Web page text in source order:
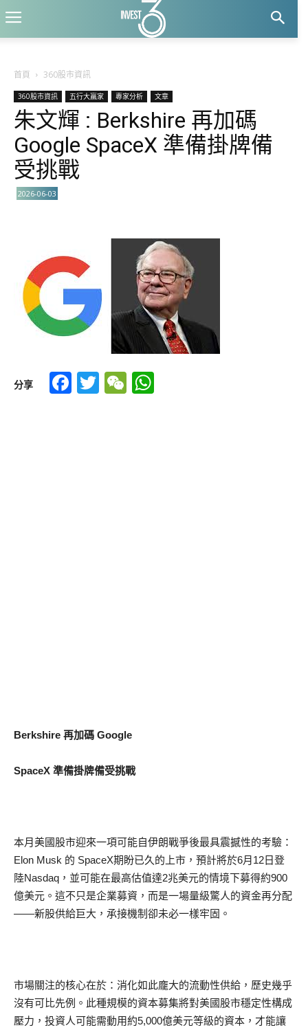
首頁 360股市資訊
360股市資訊 五行大贏家 專家分析 文章
朱文輝 : Berkshire 再加碼
Google SpaceX 準備掛牌備
受挑戰
2026-06-03
分享 Facebook
TwitterWeChat
Berkshire 再加碼 Google
SpaceX 準備掛牌備受挑戰
本月美國股市迎來一項可能自伊朗戰爭後最具震撼性的考驗：
Elon Musk 的 SpaceX期盼已久的上市，預計將於6月12日登
陸Nasdaq，並可能在最高估值達2兆美元的情境下募得約900
億美元。這不只是企業募資，而是一場量級驚人的資金再分配
——新股供給巨大，承接機制卻未必一樣牢固。
市場關注的核心在於：消化如此龐大的流動性供給，歷史幾乎
沒有可比先例。此種規模的資本募集將對美國股市穩定性構成
壓力，投資人可能需動用約5,000億美元等級的資本，才能讓